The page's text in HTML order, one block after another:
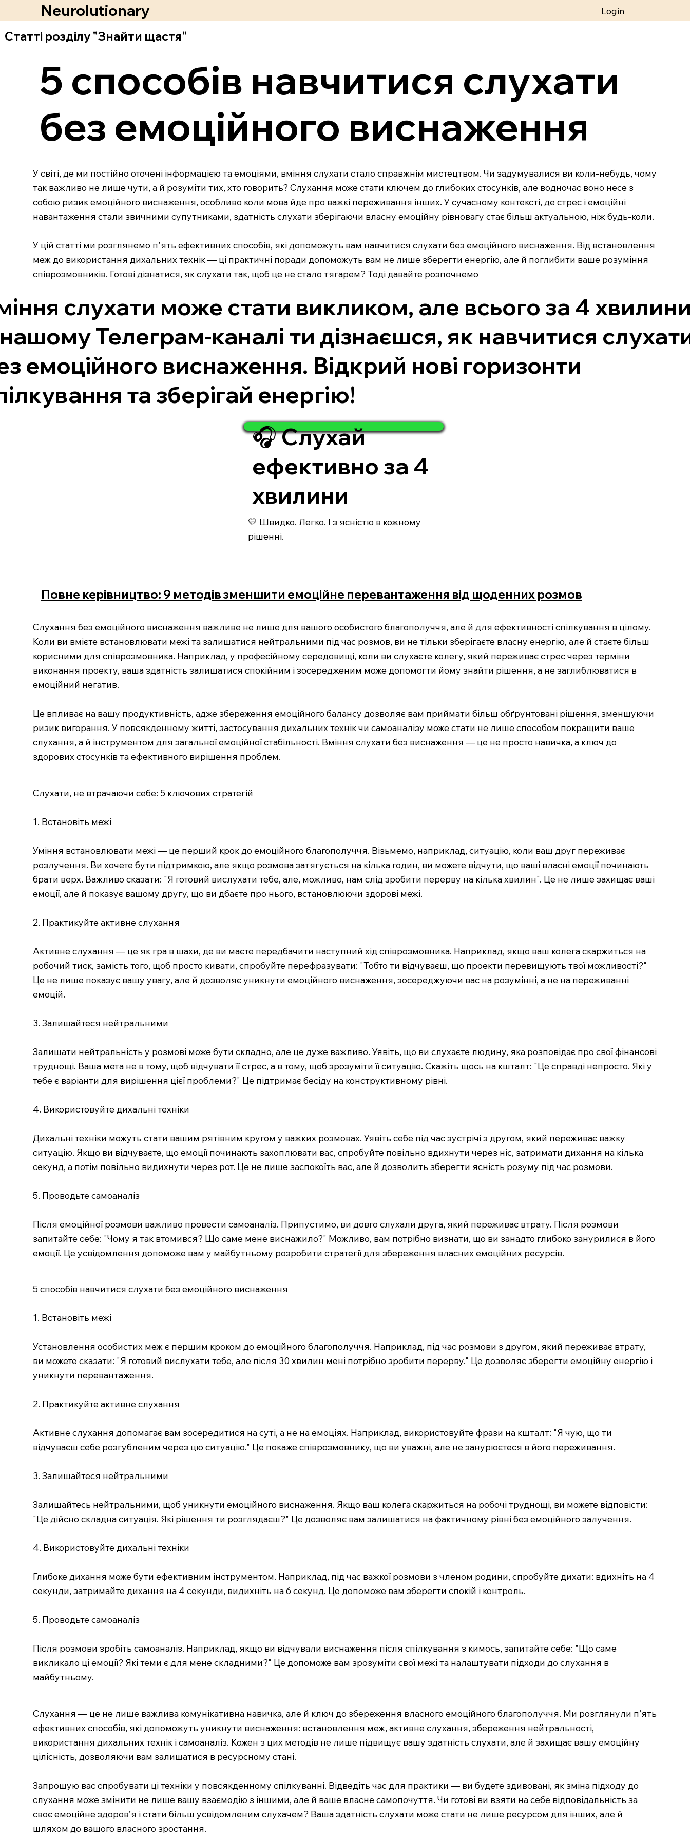
Neurolutionary Login
Статті розділу "Знайти щастя"
5 способів навчитися слухати
без емоційного виснаження
У світі, де ми постійно оточені інформацією та емоціями, вміння слухати стало справжнім мистецтвом. Чи задумувалися ви коли-небудь, чому
так важливо не лише чути, а й розуміти тих, хто говорить? Слухання може стати ключем до глибоких стосунків, але водночас воно несе з
собою ризик емоційного виснаження, особливо коли мова йде про важкі переживання інших. У сучасному контексті, де стрес і емоційні
навантаження стали звичними супутниками, здатність слухати зберігаючи власну емоційну рівновагу стає більш актуальною, ніж будь-коли.
У цій статті ми розглянемо п'ять ефективних способів, які допоможуть вам навчитися слухати без емоційного виснаження. Від встановлення
меж до використання дихальних технік — ці практичні поради допоможуть вам не лише зберегти енергію, але й поглибити ваше розуміння
співрозмовників. Готові дізнатися, як слухати так, щоб це не стало тягарем? Тоді давайте розпочнемо
слухати може стати викликом, але всього за 4
Телеграм-каналі ти дізнаєшся, як навчитися
емоційного виснаження. Відкрий нові горизонти
та зберігай енергію!
🎧 Слухай
ефективно за 4
хвилини
💛 Швидко. Легко. І з ясністю в кожному
рішенні.
Повне керівництво: 9 методів зменшити емоційне перевантаження від щоденних розмов
Слухання без емоційного виснаження важливе не лише для вашого особистого благополуччя, але й для ефективності спілкування в цілому.
Коли ви вмієте встановлювати межі та залишатися нейтральними під час розмов, ви не тільки зберігаєте власну енергію, але й стаєте більш
корисними для співрозмовника. Наприклад, у професійному середовищі, коли ви слухаєте колегу, який переживає стрес через терміни
виконання проекту, ваша здатність залишатися спокійним і зосередженим може допомогти йому знайти рішення, а не заглиблюватися в
емоційний негатив.
Це впливає на вашу продуктивність, адже збереження емоційного балансу дозволяє вам приймати більш обґрунтовані рішення, зменшуючи
ризик вигорання. У повсякденному житті, застосування дихальних технік чи самоаналізу може стати не лише способом покращити ваше
слухання, а й інструментом для загальної емоційної стабільності. Вміння слухати без виснаження — це не просто навичка, а ключ до
здорових стосунків та ефективного вирішення проблем.
Слухати, не втрачаючи себе: 5 ключових стратегій
1. Встановіть межі
Уміння встановлювати межі — це перший крок до емоційного благополуччя. Візьмемо, наприклад, ситуацію, коли ваш друг переживає
розлучення. Ви хочете бути підтримкою, але якщо розмова затягується на кілька годин, ви можете відчути, що ваші власні емоції починають
брати верх. Важливо сказати: "Я готовий вислухати тебе, але, можливо, нам слід зробити перерву на кілька хвилин". Це не лише захищає ваші
емоції, але й показує вашому другу, що ви дбаєте про нього, встановлюючи здорові межі.
2. Практикуйте активне слухання
Активне слухання — це як гра в шахи, де ви маєте передбачити наступний хід співрозмовника. Наприклад, якщо ваш колега скаржиться на
робочий тиск, замість того, щоб просто кивати, спробуйте перефразувати: "Тобто ти відчуваєш, що проекти перевищують твої можливості?"
Це не лише показує вашу увагу, але й дозволяє уникнути емоційного виснаження, зосереджуючи вас на розумінні, а не на переживанні
емоцій.
3. Залишайтеся нейтральними
Залишати нейтральність у розмові може бути складно, але це дуже важливо. Уявіть, що ви слухаєте людину, яка розповідає про свої фінансові
труднощі. Ваша мета не в тому, щоб відчувати її стрес, а в тому, щоб зрозуміти її ситуацію. Скажіть щось на кшталт: "Це справді непросто. Які у
тебе є варіанти для вирішення цієї проблеми?" Це підтримає бесіду на конструктивному рівні.
4. Використовуйте дихальні техніки
Дихальні техніки можуть стати вашим рятівним кругом у важких розмовах. Уявіть себе під час зустрічі з другом, який переживає важку
ситуацію. Якщо ви відчуваєте, що емоції починають захоплювати вас, спробуйте повільно вдихнути через ніс, затримати дихання на кілька
секунд, а потім повільно видихнути через рот. Це не лише заспокоїть вас, але й дозволить зберегти ясність розуму під час розмови.
5. Проводьте самоаналіз
Після емоційної розмови важливо провести самоаналіз. Припустимо, ви довго слухали друга, який переживає втрату. Після розмови
запитайте себе: "Чому я так втомився? Що саме мене виснажило?" Можливо, вам потрібно визнати, що ви занадто глибоко занурилися в його
емоції. Це усвідомлення допоможе вам у майбутньому розробити стратегії для збереження власних емоційних ресурсів.
5 способів навчитися слухати без емоційного виснаження
1. Встановіть межі
Установлення особистих меж є першим кроком до емоційного благополуччя. Наприклад, під час розмови з другом, який переживає втрату,
ви можете сказати: "Я готовий вислухати тебе, але після 30 хвилин мені потрібно зробити перерву." Це дозволяє зберегти емоційну енергію і
уникнути перевантаження.
2. Практикуйте активне слухання
Активне слухання допомагає вам зосередитися на суті, а не на емоціях. Наприклад, використовуйте фрази на кшталт: "Я чую, що ти
відчуваєш себе розгубленим через цю ситуацію." Це покаже співрозмовнику, що ви уважні, але не занурюєтеся в його переживання.
3. Залишайтеся нейтральними
Залишайтесь нейтральними, щоб уникнути емоційного виснаження. Якщо ваш колега скаржиться на робочі труднощі, ви можете відповісти:
"Це дійсно складна ситуація. Які рішення ти розглядаєш?" Це дозволяє вам залишатися на фактичному рівні без емоційного залучення.
4. Використовуйте дихальні техніки
Глибоке дихання може бути ефективним інструментом. Наприклад, під час важкої розмови з членом родини, спробуйте дихати: вдихніть на 4
секунди, затримайте дихання на 4 секунди, видихніть на 6 секунд. Це допоможе вам зберегти спокій і контроль.
5. Проводьте самоаналіз
Після розмови зробіть самоаналіз. Наприклад, якщо ви відчували виснаження після спілкування з кимось, запитайте себе: "Що саме
викликало ці емоції? Які теми є для мене складними?" Це допоможе вам зрозуміти свої межі та налаштувати підходи до слухання в
майбутньому.
Слухання — це не лише важлива комунікативна навичка, але й ключ до збереження власного емоційного благополуччя. Ми розглянули п’ять
ефективних способів, які допоможуть уникнути виснаження: встановлення меж, активне слухання, збереження нейтральності,
використання дихальних технік і самоаналіз. Кожен з цих методів не лише підвищує вашу здатність слухати, але й захищає вашу емоційну
цілісність, дозволяючи вам залишатися в ресурсному стані.
Запрошую вас спробувати ці техніки у повсякденному спілкуванні. Відведіть час для практики — ви будете здивовані, як зміна підходу до
слухання може змінити не лише вашу взаємодію з іншими, але й ваше власне самопочуття. Чи готові ви взяти на себе відповідальність за
своє емоційне здоров’я і стати більш усвідомленим слухачем? Ваша здатність слухати може стати не лише ресурсом для інших, але й
шляхом до вашого власного зростання.